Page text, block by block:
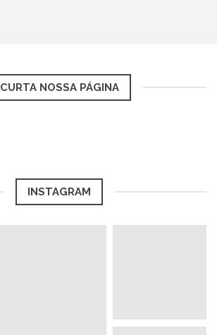
CURTA NOSSA PÁGINA
INSTAGRAM